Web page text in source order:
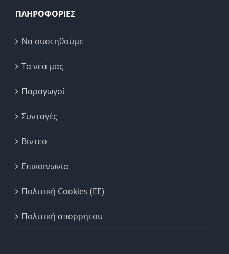
ΠΛΗΡΟΦΟΡΙΕΣ
Να συστηθούμε
Τα νέα μας
Παραγωγοί
Συνταγές
Βίντεο
Επικοινωνία
Πολιτική Cookies (ΕΕ)
Πολιτική απορρήτου